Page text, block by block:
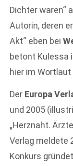
Dichter waren“
Autorin, deren
Akt“ eben bei
betont Kulessa
hier im
Der Europa
und 2005
„Herznaht.
Verlag meldete
Konkurs